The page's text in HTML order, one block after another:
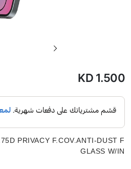
معرض
KD 1.500
PRIVACY F.COV.ANTI-DUST F
GLASS W/IN